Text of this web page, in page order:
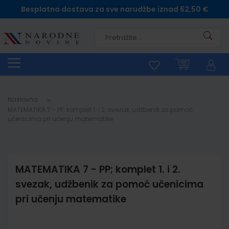
Besplatna dostava za sve narudžbe iznad 62,50 €
Naslovna
MATEMATIKA 7 - PP; komplet 1. i 2.
svezak, udžbenik za pomoć učenicima
pri učenju matematike